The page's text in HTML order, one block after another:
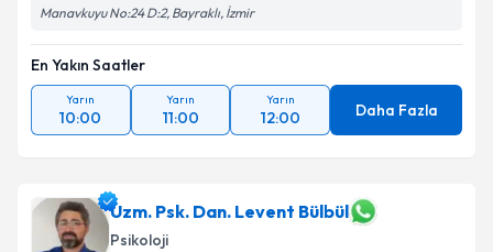
Manavkuyu No:24 D:2, Bayraklı, İzmir
En Yakın Saatler
Yarın
10:00
Yarın
11:00
Yarın
12:00 Daha Fazla
Uzm. Psk. Dan. Levent Bülbül
Psikoloji